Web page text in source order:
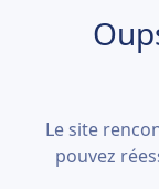
Le site
pouvez